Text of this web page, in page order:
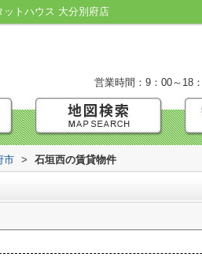
ットハウス 大分別府店
営業時間：9：00～18
市 > 石垣西の賃貸物件